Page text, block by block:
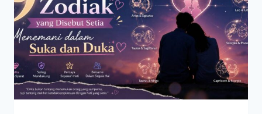
PEKAN
INI